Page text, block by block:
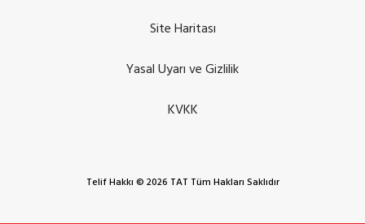
Site Haritası
Yasal Uyarı ve Gizlilik
KVKK
Telif Hakkı © 2026 TAT Tüm Hakları Saklıdır